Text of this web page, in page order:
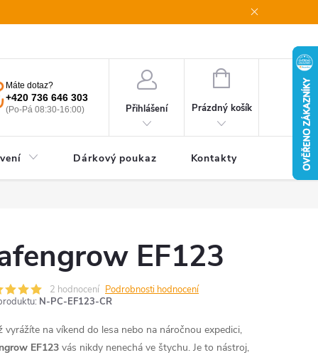
Máte dotaz?
+420 736 646 303
(Po-Pá 08:30-16:00) Přihlášení
NÁKUPNÍ
Prázdný košík
Dárkový poukaz Kontakty
EF123
2 hodnocení Podrobnosti hodnocení
N-PC-EF123-CR
vyrážíte na víkend do lesa nebo na náročnou expedici,
EF123 vás nikdy nenechá ve štychu. Je to nástroj,